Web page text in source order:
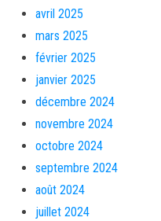
avril 2025
mars 2025
février 2025
janvier 2025
décembre 2024
novembre 2024
octobre 2024
septembre 2024
août 2024
juillet 2024